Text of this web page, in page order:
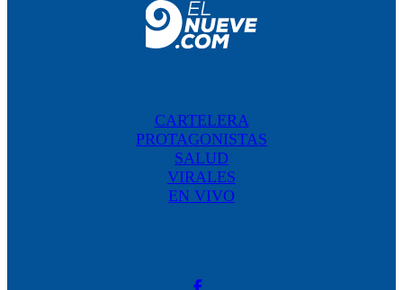
CARTELERA
PROTAGONISTAS
SALUD
VIRALES
EN VIVO